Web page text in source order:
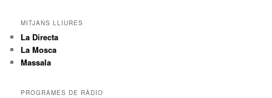
MITJANS LLIURES
La Directa
La Mosca
Massala
PROGRAMES DE RÀDIO